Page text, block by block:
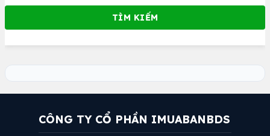
CÔNG TY CỔ PHẦN IMUABANBDS